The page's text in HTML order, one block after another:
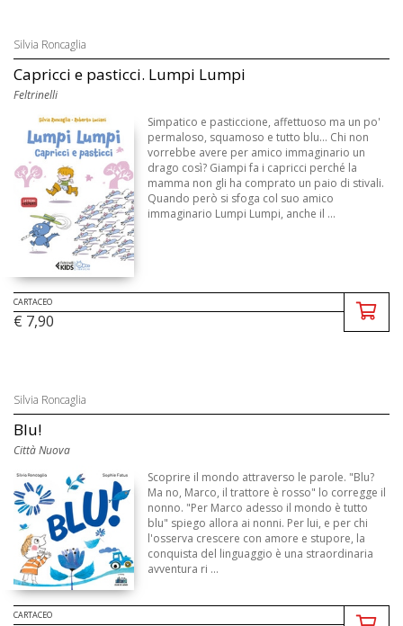
Silvia Roncaglia
Capricci e pasticci. Lumpi Lumpi
Feltrinelli
Simpatico e pasticcione, affettuoso ma un po'
permaloso, squamoso e tutto blu... Chi non
vorrebbe avere per amico immaginario un
drago così? Giampi fa i capricci perché la
mamma non gli ha comprato un paio di stivali.
Quando però si sfoga col suo amico
immaginario Lumpi Lumpi, anche il ...
CARTACEO
€ 7,90
Silvia Roncaglia
Blu!
Città Nuova
Scoprire il mondo attraverso le parole. "Blu?
Ma no, Marco, il trattore è rosso" lo corregge il
nonno. "Per Marco adesso il mondo è tutto
blu" spiego allora ai nonni. Per lui, e per chi
l'osserva crescere con amore e stupore, la
conquista del linguaggio è una straordinaria
avventura ri ...
CARTACEO